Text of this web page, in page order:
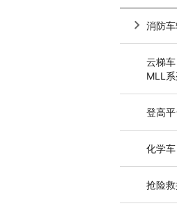
消防
云梯
MLL
登高
化学
抢险